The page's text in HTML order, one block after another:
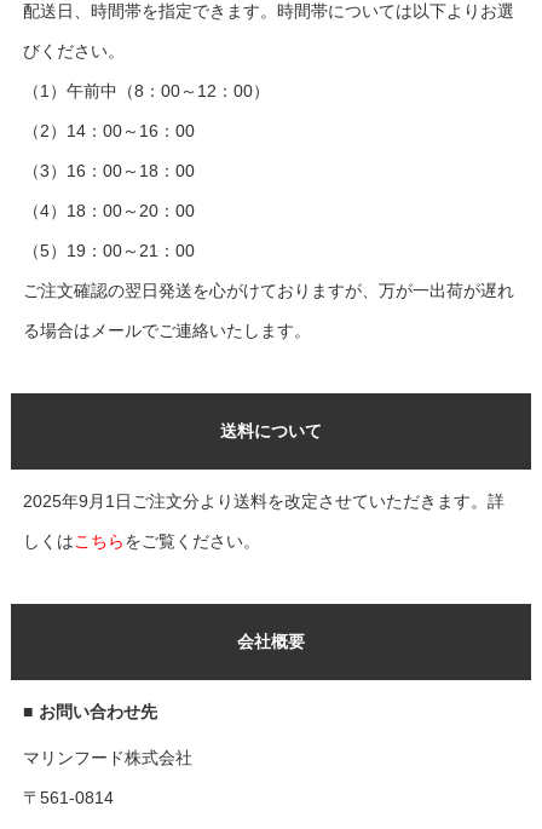
配送日、時間帯を指定できます。時間帯については以下よりお選
びください。
（1）午前中（8：00～12：00）
（2）14：00～16：00
（3）16：00～18：00
（4）18：00～20：00
（5）19：00～21：00
ご注文確認の翌日発送を心がけておりますが、万が一出荷が遅れ
る場合はメールでご連絡いたします。
会社概要
■ お問い合わせ先
マリンフード株式会社
〒561-0814
送料について
2025年9月1日ご注文分より送料を改定させていただきます。詳
しくはこちらをご覧ください。